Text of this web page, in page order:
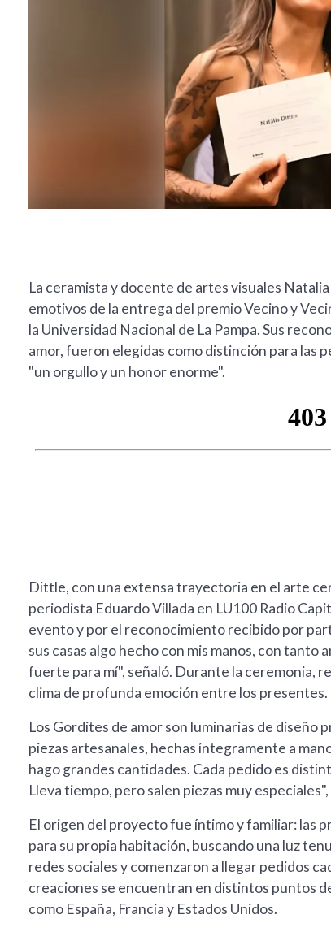
La ceramista y docente de artes visuales
emotivos de la entrega del premio Vecino y
la Universidad Nacional de La Pampa. Sus
amor, fueron elegidas como distinción para las
"un orgullo y un honor enorme".
Dittle, con una extensa trayectoria en el arte
periodista Eduardo Villada en LU100 Radio
evento y por el reconocimiento recibido por
sus casas algo hecho con mis manos, con
fuerte para mí", señaló. Durante la ceremonia,
clima de profunda emoción entre los presentes.
Los Gordites de amor son luminarias de
piezas artesanales, hechas íntegramente a
hago grandes cantidades. Cada pedido es
Lleva tiempo, pero salen piezas muy
El origen del proyecto fue íntimo y familiar: las
para su propia habitación, buscando una luz
redes sociales y comenzaron a llegar pedidos
creaciones se encuentran en distintos puntos
como España, Francia y Estados Unidos.